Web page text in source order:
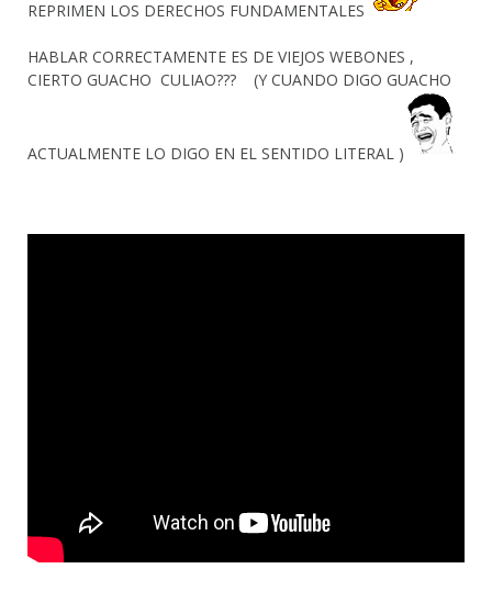
REPRIMEN LOS DERECHOS FUNDAMENTALES
HABLAR CORRECTAMENTE ES DE VIEJOS WEBONES ,
CIERTO GUACHO CULIAO??? (Y CUANDO DIGO GUACHO
ACTUALMENTE LO DIGO EN EL SENTIDO LITERAL )